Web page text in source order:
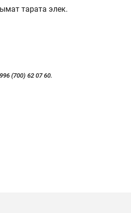
тарата элек.
(700) 62 07 60.